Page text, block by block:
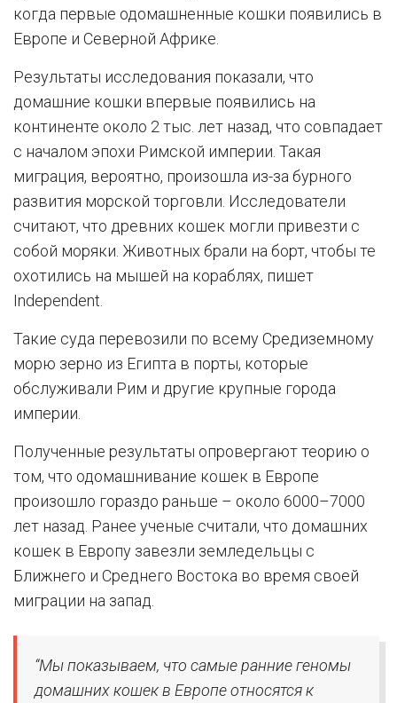
когда первые одомашненные кошки появились в
Европе и Северной Африке.
Результаты исследования показали, что
домашние кошки впервые появились на
континенте около 2 тыс. лет назад, что совпадает
с началом эпохи Римской империи. Такая
миграция, вероятно, произошла из-за бурного
развития морской торговли. Исследователи
считают, что древних кошек могли привезти с
собой моряки. Животных брали на борт, чтобы те
охотились на мышей на кораблях, пишет
Independent.
Такие суда перевозили по всему Средиземному
морю зерно из Египта в порты, которые
обслуживали Рим и другие крупные города
империи.
Полученные результаты опровергают теорию о
том, что одомашнивание кошек в Европе
произошло гораздо раньше – около 6000–7000
лет назад. Ранее ученые считали, что домашних
кошек в Европу завезли земледельцы с
Ближнего и Среднего Востока во время своей
миграции на запад.
“Мы показываем, что самые ранние геномы
домашних кошек в Европе относятся к